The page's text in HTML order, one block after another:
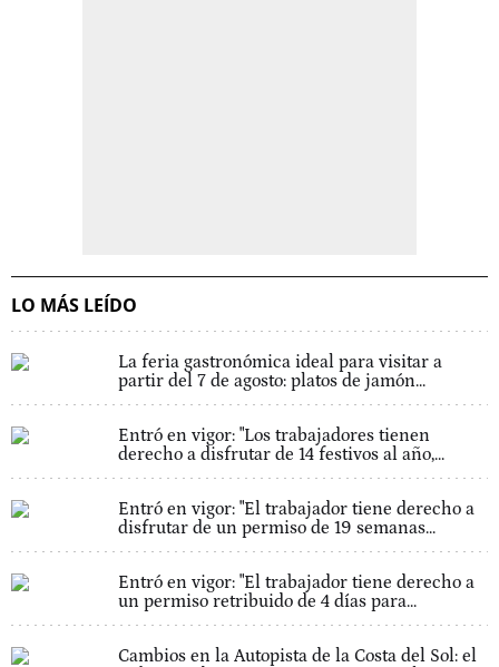
LO MÁS LEÍDO
La feria gastronómica ideal para visitar a
partir del 7 de agosto: platos de jamón...
Entró en vigor: "Los trabajadores tienen
derecho a disfrutar de 14 festivos al año,...
Entró en vigor: "El trabajador tiene derecho a
disfrutar de un permiso de 19 semanas...
Entró en vigor: "El trabajador tiene derecho a
un permiso retribuido de 4 días para...
Cambios en la Autopista de la Costa del Sol: el